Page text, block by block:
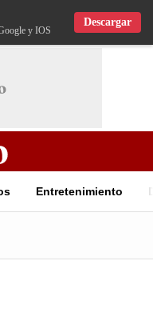
y IOS
Descargar
Entretenimiento